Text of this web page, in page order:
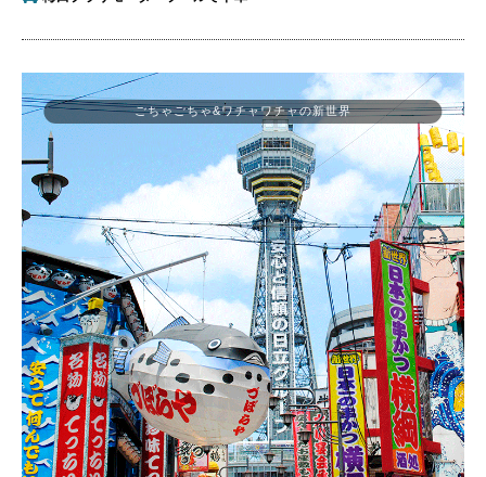
ごちゃごちゃ&ワチャワチャの新世界